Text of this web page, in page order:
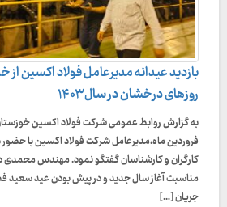
بازدید عیدانه مدیرعامل فولاد اکسین از
روزهای درخشان در سال ۱۴۰۳
فروردین ماه،مديرعامل شركت فولاد اکسین با حضور
کارگران و کارشناسان گفتگو نمود. مهندس محمدی در
مناسبت آغاز سال جدید و در پیش بودن عید سعید
جريان […]